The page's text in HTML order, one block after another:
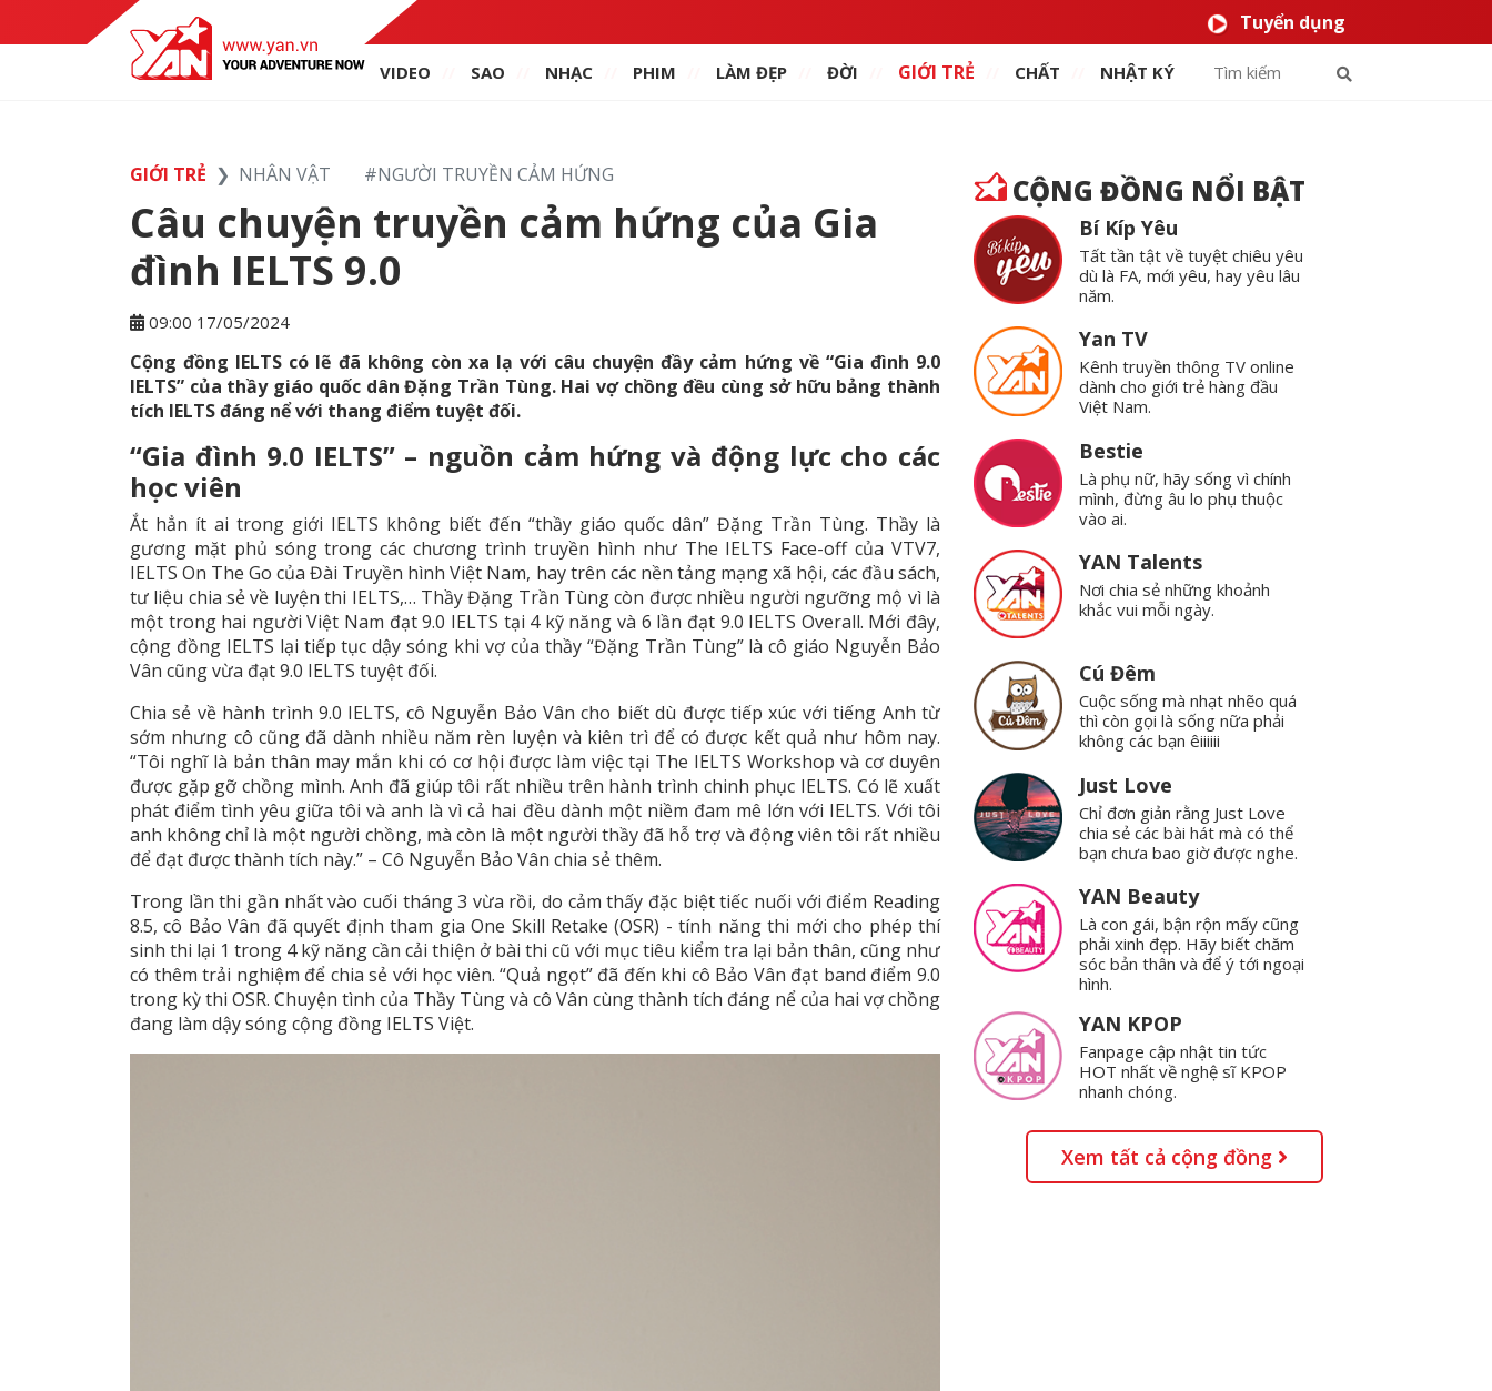
Tuyển dụng
VIDEO SAO NHẠC PHIM LÀM ĐẸP ĐỜI GIỚI TRẺ CHẤT NHẬT KÝ
GIỚI TRẺ NHÂN VẬT #NGƯỜI TRUYỀN CẢM HỨNG
Câu chuyện truyền cảm hứng của Gia
đình IELTS 9.0
09:00 17/05/2024
Cộng đồng IELTS có lẽ đã không còn xa lạ với câu chuyện đầy cảm hứng về “Gia đình 9.0
IELTS” của thầy giáo quốc dân Đặng Trần Tùng. Hai vợ chồng đều cùng sở hữu bảng thành
tích IELTS đáng nể với thang điểm tuyệt đối.
“Gia đình 9.0 IELTS” – nguồn cảm hứng và động lực cho các
học viên
Ắt hẳn ít ai trong giới IELTS không biết đến “thầy giáo quốc dân” Đặng Trần Tùng. Thầy là
gương mặt phủ sóng trong các chương trình truyền hình như The IELTS Face-off của VTV7,
IELTS On The Go của Đài Truyền hình Việt Nam, hay trên các nền tảng mạng xã hội, các đầu sách,
tư liệu chia sẻ về luyện thi IELTS,… Thầy Đặng Trần Tùng còn được nhiều người ngưỡng mộ vì là
một trong hai người Việt Nam đạt 9.0 IELTS tại 4 kỹ năng và 6 lần đạt 9.0 IELTS Overall. Mới đây,
cộng đồng IELTS lại tiếp tục dậy sóng khi vợ của thầy “Đặng Trần Tùng” là cô giáo Nguyễn Bảo
Vân cũng vừa đạt 9.0 IELTS tuyệt đối.
Chia sẻ về hành trình 9.0 IELTS, cô Nguyễn Bảo Vân cho biết dù được tiếp xúc với tiếng Anh từ
sớm nhưng cô cũng đã dành nhiều năm rèn luyện và kiên trì để có được kết quả như hôm nay.
“Tôi nghĩ là bản thân may mắn khi có cơ hội được làm việc tại The IELTS Workshop và cơ duyên
được gặp gỡ chồng mình. Anh đã giúp tôi rất nhiều trên hành trình chinh phục IELTS. Có lẽ xuất
phát điểm tình yêu giữa tôi và anh là vì cả hai đều dành một niềm đam mê lớn với IELTS. Với tôi
anh không chỉ là một người chồng, mà còn là một người thầy đã hỗ trợ và động viên tôi rất nhiều
để đạt được thành tích này.” – Cô Nguyễn Bảo Vân chia sẻ thêm.
Trong lần thi gần nhất vào cuối tháng 3 vừa rồi, do cảm thấy đặc biệt tiếc nuối với điểm Reading
8.5, cô Bảo Vân đã quyết định tham gia One Skill Retake (OSR) - tính năng thi mới cho phép thí
sinh thi lại 1 trong 4 kỹ năng cần cải thiện ở bài thi cũ với mục tiêu kiểm tra lại bản thân, cũng như
có thêm trải nghiệm để chia sẻ với học viên. “Quả ngọt” đã đến khi cô Bảo Vân đạt band điểm 9.0
trong kỳ thi OSR. Chuyện tình của Thầy Tùng và cô Vân cùng thành tích đáng nể của hai vợ chồng
đang làm dậy sóng cộng đồng IELTS Việt.
CỘNG ĐỒNG NỔI BẬT
Bí Kíp Yêu
Tất tần tật về tuyệt chiêu yêu
dù là FA, mới yêu, hay yêu lâu
năm.
Yan TV
Kênh truyền thông TV online
dành cho giới trẻ hàng đầu
Việt Nam.
Bestie
Là phụ nữ, hãy sống vì chính
mình, đừng âu lo phụ thuộc
vào ai.
YAN Talents
Nơi chia sẻ những khoảnh
khắc vui mỗi ngày.
Cú Đêm
Cuộc sống mà nhạt nhẽo quá
thì còn gọi là sống nữa phải
không các bạn êiiiiii
Just Love
Chỉ đơn giản rằng Just Love
chia sẻ các bài hát mà có thể
bạn chưa bao giờ được nghe.
YAN Beauty
Là con gái, bận rộn mấy cũng
phải xinh đẹp. Hãy biết chăm
sóc bản thân và để ý tới ngoại
hình.
YAN KPOP
Fanpage cập nhật tin tức
HOT nhất về nghệ sĩ KPOP
nhanh chóng.
Xem tất cả cộng đồng